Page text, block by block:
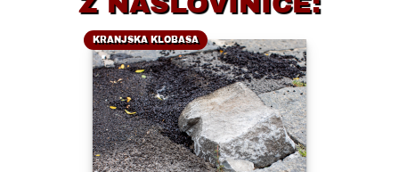
KRANJSKA KLOBASA